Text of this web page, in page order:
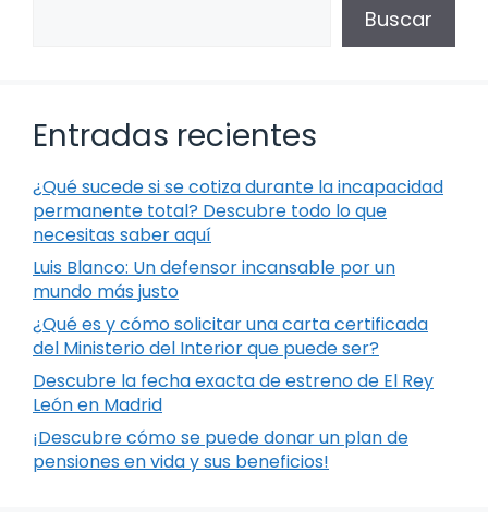
Buscar
Entradas recientes
¿Qué sucede si se cotiza durante la incapacidad
permanente total? Descubre todo lo que
necesitas saber aquí
Luis Blanco: Un defensor incansable por un
mundo más justo
¿Qué es y cómo solicitar una carta certificada
del Ministerio del Interior que puede ser?
Descubre la fecha exacta de estreno de El Rey
León en Madrid
¡Descubre cómo se puede donar un plan de
pensiones en vida y sus beneficios!